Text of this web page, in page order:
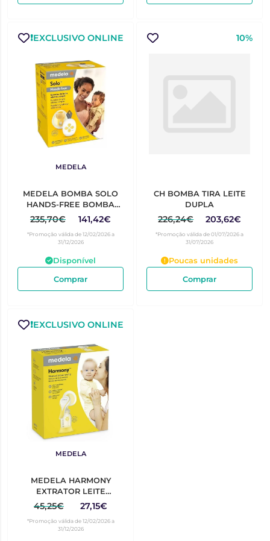
❗️EXCLUSIVO ONLINE
MEDELA
MEDELA BOMBA SOLO
HANDS-FREE BOMBA
TIRA LEITE ELÉCTRICA
SIMPLES
235,70€ 141,42€
*Promoção válida de 12/02/2026 a
31/12/2026
Disponível
Comprar
10%
CH BOMBA TIRA LEITE
DUPLA
226,24€ 203,62€
*Promoção válida de 01/07/2026 a
31/07/2026
Poucas unidades
Comprar
❗️EXCLUSIVO ONLINE
MEDELA
MEDELA HARMONY
EXTRATOR LEITE
MANUAL
45,25€ 27,15€
*Promoção válida de 12/02/2026 a
31/12/2026